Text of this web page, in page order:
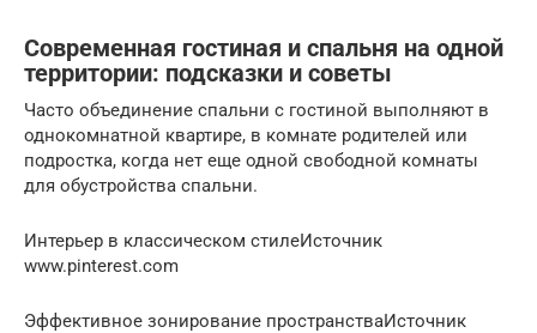
Современная гостиная и спальня на одной
территории: подсказки и советы
Часто объединение спальни с гостиной выполняют в
однокомнатной квартире, в комнате родителей или
подростка, когда нет еще одной свободной комнаты
для обустройства спальни.
Интерьер в классическом стилеИсточник
www.pinterest.com
Эффективное зонирование пространстваИсточник